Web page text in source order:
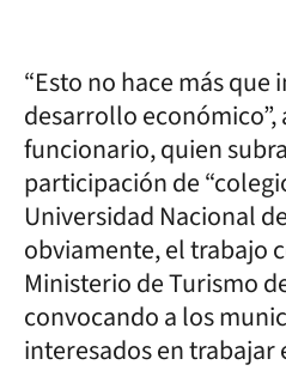
“Esto no hace más que
desarrollo económico”,
funcionario, quien
participación de
Universidad Nacional
obviamente, el trabajo
Ministerio de Turismo
convocando a los
interesados en trabajar